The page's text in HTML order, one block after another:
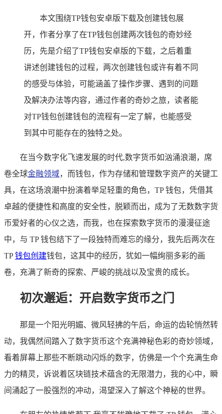
本文围绕TP钱包安卓版下载及创建钱包展
开，作者分享了在TP钱包创建两次钱包的奇妙经
历，先是介绍了TP钱包安卓版的下载，之后着重
讲述创建钱包的过程，两次创建钱包或许有着不同
的感受与体验，可能涵盖了操作步骤、遇到的问题
及解决办法等内容，通过作者的奇妙之旅，读者能
对TP钱包创建钱包的流程有一定了解，也能感受
到其中可能存在的独特之处。
在当今数字化飞速发展的时代,数字货币如汹涌浪潮，席
卷全球金融领域，而钱包，作为存储和管理数字资产的关键工
具，在这场浪潮中扮演着举足轻重的角色，TP 钱包，凭借其
卓越的便捷性和高度的安全性，脱颖而出，成为了无数数字货
币爱好者的心仪之选，而我，也在探索数字货币的漫漫征途
中，与 TP 钱包结下了一段独特而难忘的缘分，我先后两次在
TP钱包创建钱包，这其中的经历，犹如一幅绚丽多彩的画
卷，充满了新奇的探索、严峻的挑战以及宝贵的成长。
初次邂逅：开启数字货币之门
那是一个阳光明媚、微风轻拂的午后，命运的齿轮悄然转
动，我偶然间踏入了数字货币这个充满神秘色彩的奇妙领域，
看着屏幕上那些不断跳动闪烁的数字，仿佛是一个个充满生命
力的精灵，诉说着区块链技术蕴含的无限潜力，我的心中，瞬
间涌起了一股强烈的冲动，渴望深入了解这个神秘的世界。